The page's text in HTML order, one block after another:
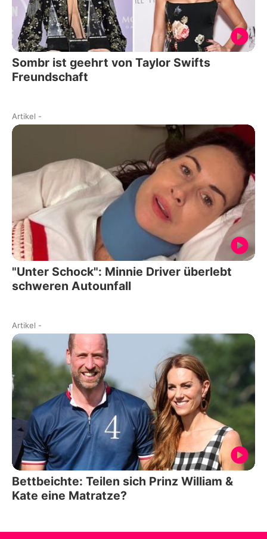
Sombr ist geehrt von Taylor Swifts
Freundschaft
Artikel -
"Unter Schock": Minnie Driver überlebt
schweren Autounfall
Artikel -
Bettbeichte: Teilen sich Prinz William &
Kate eine Matratze?